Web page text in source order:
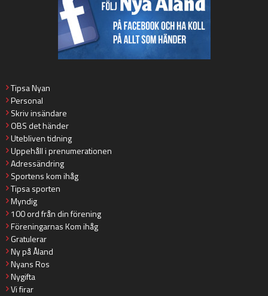
Tipsa Nyan
Personal
Skriv insändare
OBS det händer
Utebliven tidning
Uppehåll i prenumerationen
Adressändring
Sportens kom ihåg
Tipsa sporten
Myndig
100 ord från din förening
Föreningarnas Kom ihåg
Gratulerar
Ny på Åland
Nyans Ros
Nygifta
Vi firar